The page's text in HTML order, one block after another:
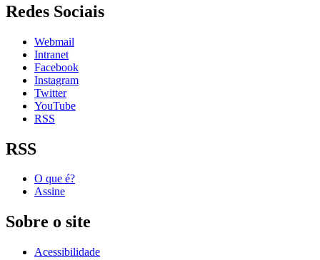
Redes Sociais
Webmail
Intranet
Facebook
Instagram
Twitter
YouTube
RSS
RSS
O que é?
Assine
Sobre o site
Acessibilidade